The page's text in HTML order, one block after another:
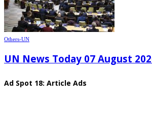
Others-UN
UN News Today 07 August
Ad Spot 18: Article Ads